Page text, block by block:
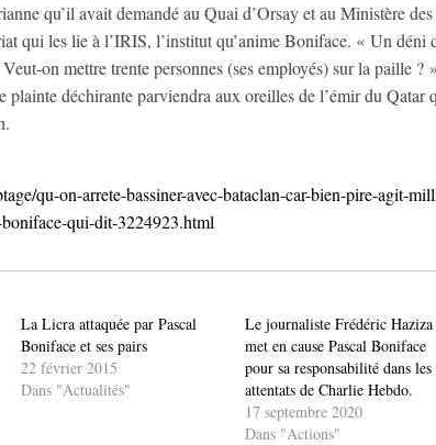
qu’il avait demandé au Quai d’Orsay et au Ministère des
qui les lie à l’IRIS, l’institut qu’anime Boniface. « Un déni
on mettre trente personnes (ses employés) sur la paille ?
plainte déchirante parviendra aux oreilles de l’émir du Qatar
qu-on-arrete-bassiner-avec-bataclan-car-bien-pire-agit-
qui-dit-3224923.html
La Licra attaquée par Pascal
Boniface et ses pairs
22 février 2015
Dans "Actualités"
Le journaliste Frédéric Haziza
met en cause Pascal Boniface
pour sa responsabilité dans les
attentats de Charlie Hebdo.
17 septembre 2020
Dans "Actions"